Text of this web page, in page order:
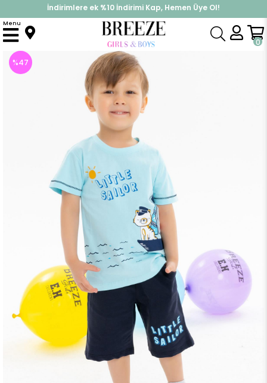
%30 Sepette Yaz İndirimi, Hemen Al!
İndirimlere ek %10 İndirimi Kap, Hemen Üye Ol!
0
Menu
Anasayfa Takımlar Kapri & Şort Takımı Erkek Bebek Şortlu Takım Denizci Kedi Baskılı Açık Mavi (2 Yaş)
%47